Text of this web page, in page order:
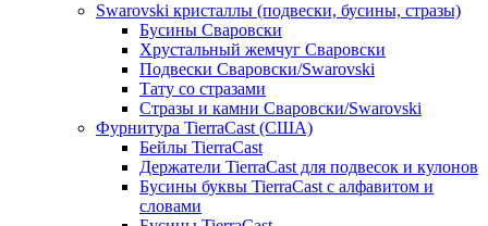
Swarovski кристаллы (подвески, бусины, стразы)
Бусины Сваровски
Хрустальный жемчуг Сваровски
Подвески Сваровски/Swarovski
Тату со стразами
Стразы и камни Сваровски/Swarovski
Фурнитура TierraCast (США)
Бейлы TierraCast
Держатели TierraCast для подвесок и кулонов
Бусины буквы TierraCast с алфавитом и
словами